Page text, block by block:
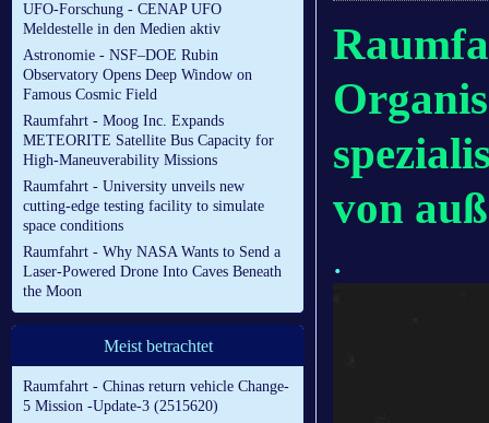
UFO-Forschung - CENAP UFO
Meldestelle in den Medien aktiv
Astronomie - NSF–DOE Rubin
Observatory Opens Deep Window on
Famous Cosmic Field
Raumfahrt - Moog Inc. Expands
METEORITE Satellite Bus Capacity for
High-Maneuverability Missions
Raumfahrt - University unveils new
cutting-edge testing facility to simulate
space conditions
Raumfahrt - Why NASA Wants to Send a
Laser-Powered Drone Into Caves Beneath
the Moon
Meist betrachtet
Raumfahrt - Chinas return vehicle Change-
5 Mission -Update-3 (2515620)
von
.